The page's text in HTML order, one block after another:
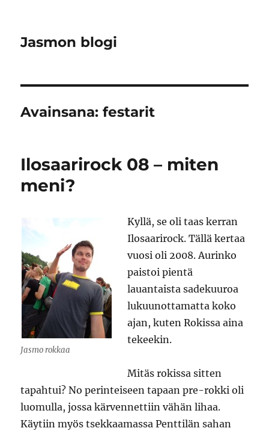
Jasmon blogi
Avainsana:festarit
Ilosaarirock 08 – miten
meni?
Jasmo rokkaa
Kyllä, se oli taas kerran
Ilosaarirock. Tällä kertaa
vuosi oli 2008. Aurinko
paistoi pientä
lauantaista sadekuuroa
lukuunottamatta koko
ajan, kuten Rokissa aina
tekeekin.
Mitäs rokissa sitten
tapahtui? No perinteiseen tapaan pre-rokki oli
luomulla, jossa kärvennettiin vähän lihaa.
Käytiin myös tsekkaamassa Penttilän sahan